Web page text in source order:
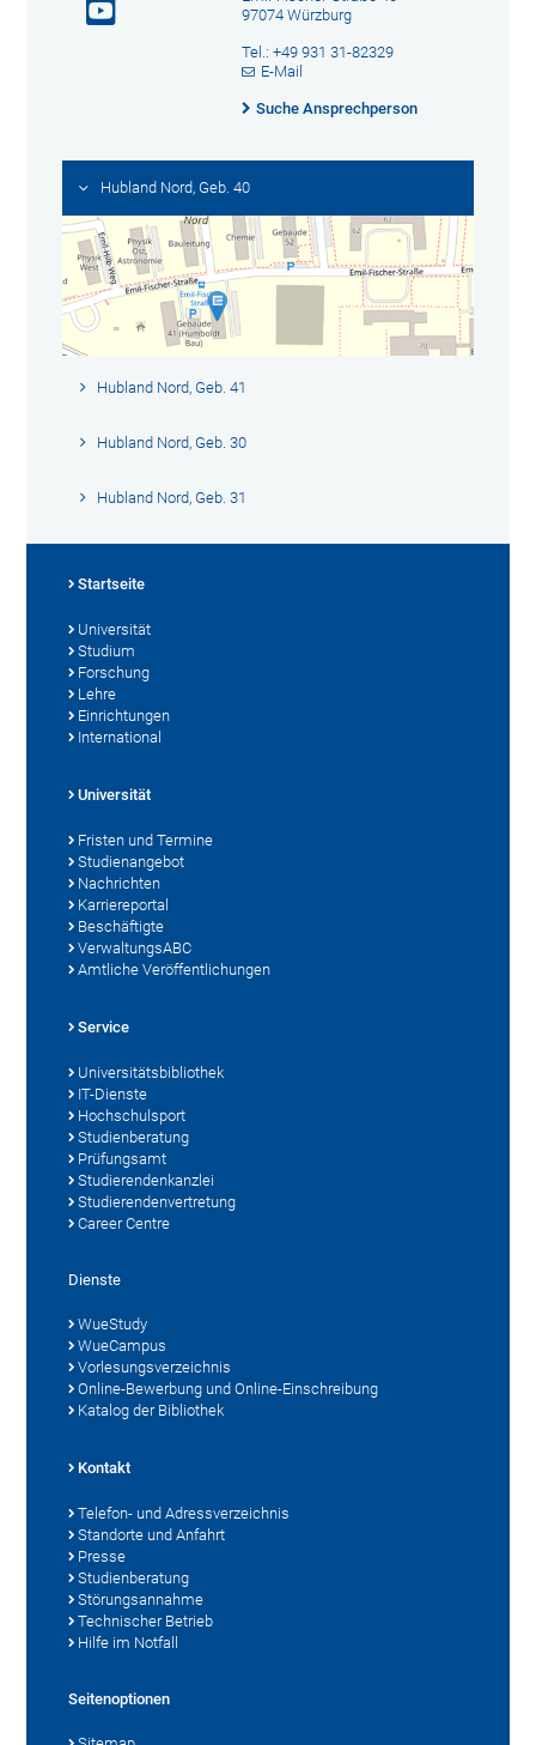
97074 Würzburg
Tel.: +49 931 31-82329
E-Mail
Suche Ansprechperson
Hubland Nord, Geb. 40
Hubland Nord, Geb. 41
Hubland Nord, Geb. 30
Hubland Nord, Geb. 31
Startseite
Universität
Studium
Forschung
Lehre
Einrichtungen
International
Universität
Fristen und Termine
Studienangebot
Nachrichten
Karriereportal
Beschäftigte
VerwaltungsABC
Amtliche Veröffentlichungen
Service
Universitätsbibliothek
IT-Dienste
Hochschulsport
Studienberatung
Prüfungsamt
Studierendenkanzlei
Studierendenvertretung
Career Centre
Dienste
WueStudy
WueCampus
Vorlesungsverzeichnis
Online-Bewerbung und Online-Einschreibung
Katalog der Bibliothek
Kontakt
Telefon- und Adressverzeichnis
Standorte und Anfahrt
Presse
Studienberatung
Störungsannahme
Technischer Betrieb
Hilfe im Notfall
Seitenoptionen